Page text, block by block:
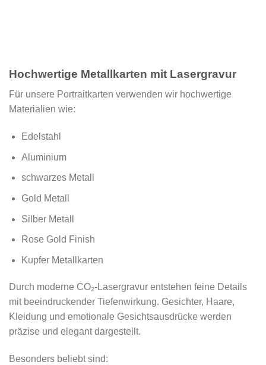
Hochwertige Metallkarten mit Lasergravur
Für unsere Portraitkarten verwenden wir hochwertige
Materialien wie:
Edelstahl
Aluminium
schwarzes Metall
Gold Metall
Silber Metall
Rose Gold Finish
Kupfer Metallkarten
Durch moderne CO₂-Lasergravur entstehen feine Details
mit beeindruckender Tiefenwirkung. Gesichter, Haare,
Kleidung und emotionale Gesichtsausdrücke werden
präzise und elegant dargestellt.
Besonders beliebt sind: